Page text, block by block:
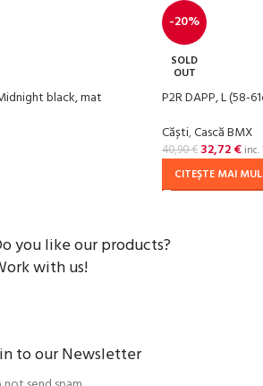
black, mat
-20%
SOLD
OUT
P2R DAPP, L (58-
Căști,Cască BMX
40,90€ 32,72€ inc.
CITEȘTE MAI
you like our products?
with us!
to our Newsletter